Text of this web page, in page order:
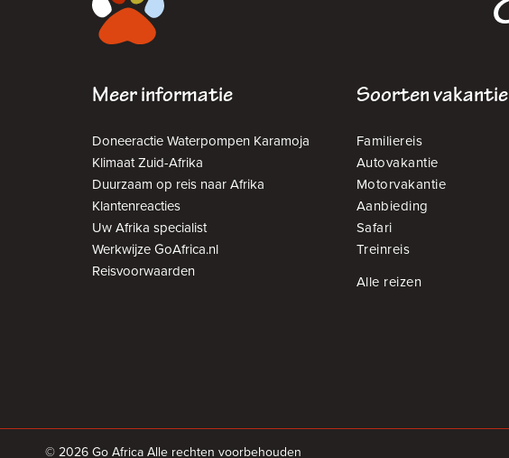
Meer informatie
Doneeractie Waterpompen Karamoja
Klimaat Zuid-Afrika
Duurzaam op reis naar Afrika
Klantenreacties
Uw Afrika specialist
Werkwijze GoAfrica.nl
Reisvoorwaarden
Soorten vakantie
Familiereis
Autovakantie
Motorvakantie
Aanbieding
Safari
Treinreis
Alle reizen
© 2026 Go Africa Alle rechten voorbehouden